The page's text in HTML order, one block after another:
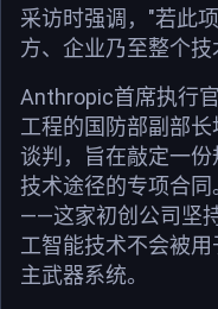
采访时强调，"若此
方、企业乃至整个
Anthropic首席执行
工程的国防部副部
谈判，旨在敲定一
技术途径的专项合
——这家初创公司坚
工智能技术不会被
主武器系统。